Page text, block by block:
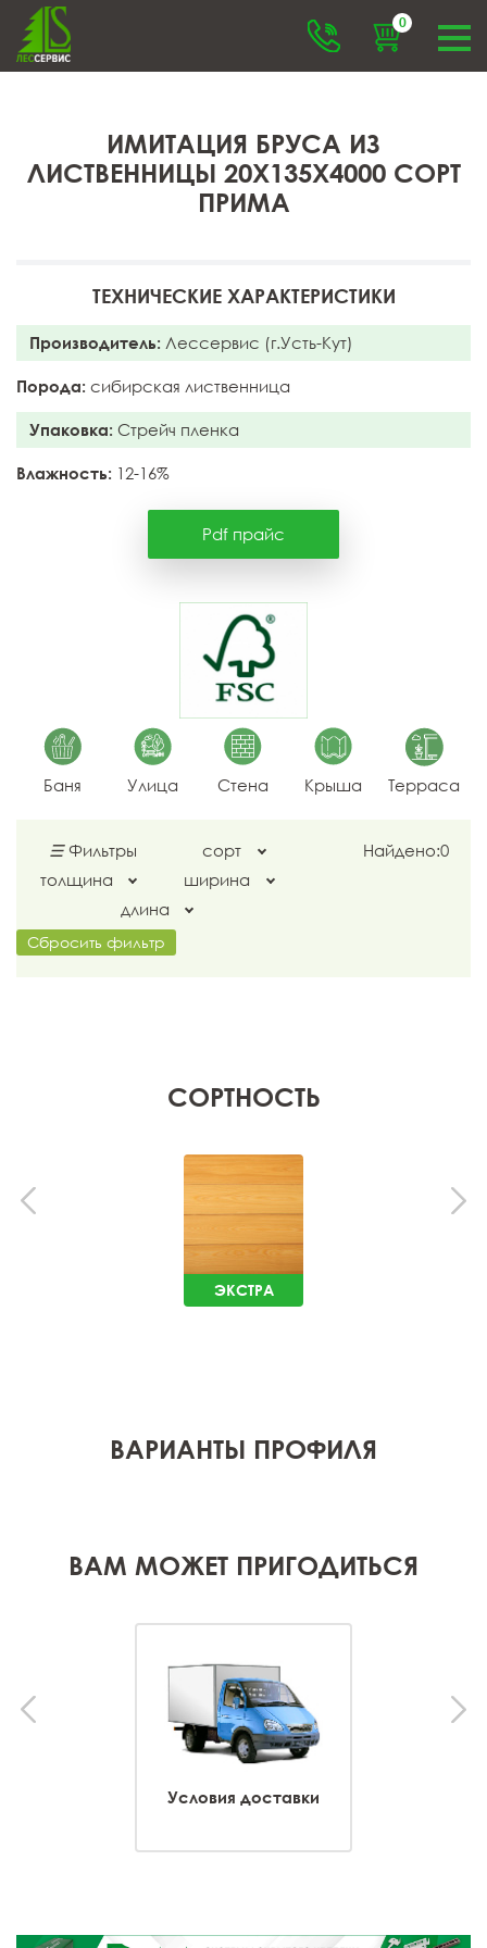
0
ИМИТАЦИЯ БРУСА ИЗ
ЛИСТВЕННИЦЫ 20X135X4000 СОРТ
ПРИМА
ТЕХНИЧЕСКИЕ ХАРАКТЕРИСТИКИ
Производитель: Лессервис (г.Усть-Кут)
Порода: сибирская лиственница
Упаковка: Стрейч пленка
Влажность: 12-16%
Pdf прайс
Баня Улица Стена Крыша Терраса
☰ Фильтры
сорт
толщина
ширина
длина
Найдено:0
Сбросить фильтр
СОРТНОСТЬ
ЭКСТРА
ВАРИАНТЫ ПРОФИЛЯ
ВАМ МОЖЕТ ПРИГОДИТЬСЯ
Условия доставки